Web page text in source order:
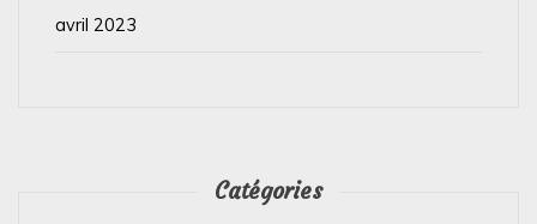
avril 2023
Catégories